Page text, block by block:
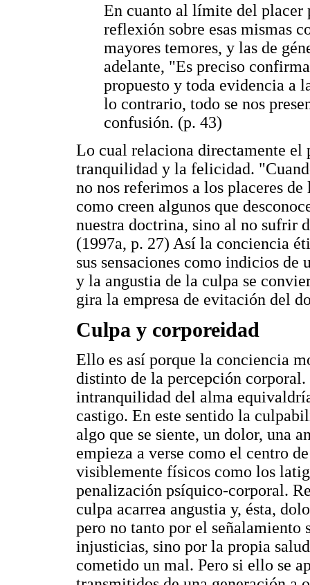
En cuanto al límite del placer
reflexión sobre esas mismas
mayores temores, y las de
adelante, "Es preciso
propuesto y toda evidencia a
lo contrario, todo se nos
confusión. (p. 43)
Lo cual relaciona directamente el
tranquilidad y la felicidad.
no nos referimos a los placeres
como creen algunos que
nuestra doctrina, sino al no sufrir
(1997a, p. 27) Así la conciencia
sus sensaciones como indicios de
y la angustia de la culpa se
gira la empresa de evitación del
Culpa y corporeidad
Ello es así porque la conciencia
distinto de la percepción
intranquilidad del alma
castigo. En este sentido la
algo que se siente, un dolor, una
empieza a verse como el centro
visiblemente físicos como los
penalización psíquico-corporal.
culpa acarrea angustia y, ésta,
pero no tanto por el señalamiento
injusticias, sino por la propia
cometido un mal. Pero si ello se